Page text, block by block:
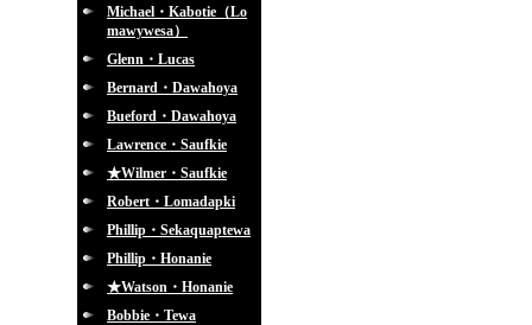
Michael・Kabotie（Lo
mawywesa）
Glenn・Lucas
Bernard・Dawahoya
Bueford・Dawahoya
Lawrence・Saufkie
★Wilmer・Saufkie
Robert・Lomadapki
Phillip・Sekaquaptewa
Phillip・Honanie
★Watson・Honanie
Bobbie・Tewa